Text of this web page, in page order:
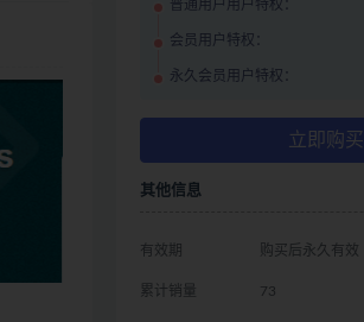
普通用户用户特权：
会员用户特权：
永久会员用户特权：
立即购买
其他信息
有效期 购买后永久有效
累计销量 73